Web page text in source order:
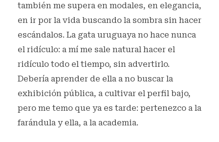
también me supera en modales, en elegancia,
en ir por la vida buscando la sombra sin hacer
escándalos. La gata uruguaya no hace nunca
el ridículo: a mí me sale natural hacer el
ridículo todo el tiempo, sin advertirlo.
Debería aprender de ella a no buscar la
exhibición pública, a cultivar el perfil bajo,
pero me temo que ya es tarde: pertenezco a la
farándula y ella, a la academia.